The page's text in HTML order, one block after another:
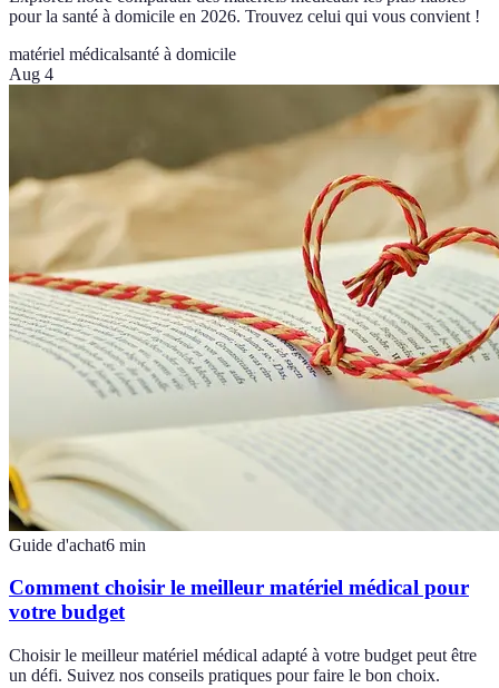
pour la santé à domicile en 2026. Trouvez celui qui vous convient !
matériel médicalsanté à domicile
Aug 4
Guide d'achat6 min
Comment choisir le meilleur matériel médical pour
votre budget
Choisir le meilleur matériel médical adapté à votre budget peut être
un défi. Suivez nos conseils pratiques pour faire le bon choix.